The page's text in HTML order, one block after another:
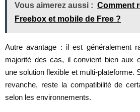
Vous aimerez aussi : Comment
Freebox et mobile de Free ?
Autre avantage : il est généralement
majorité des cas, il convient bien aux
une solution flexible et multi-plateforme.
revanche, reste la compatibilité de
selon les environnements.